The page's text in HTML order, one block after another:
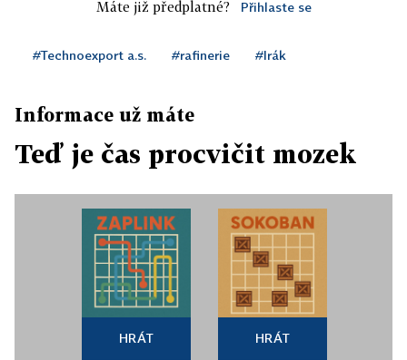
Máte již předplatné? Přihlaste se
#Technoexport a.s. #rafinerie #Irák
Informace už máte
Teď je čas procvičit mozek
HRÁT HRÁT